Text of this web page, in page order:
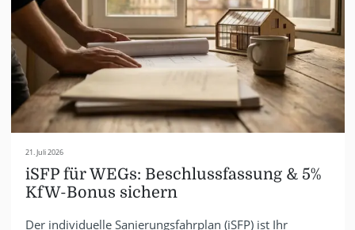
21. Juli 2026
iSFP für WEGs: Beschlussfassung & 5%
KfW-Bonus sichern
Der individuelle Sanierungsfahrplan (iSFP) ist Ihr